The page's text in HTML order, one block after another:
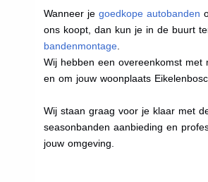
Wanneer je goedkope autobanden
ons koopt, dan kun je in de buurt
bandenmontage.
Wij hebben een overeenkomst met
en om jouw woonplaats
Wij staan graag voor je klaar met
seasonbanden aanbieding en
jouw omgeving.